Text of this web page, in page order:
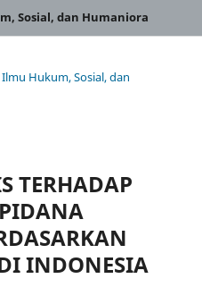
Sosial, dan Humaniora
Hukum, Sosial, dan
TERHADAP
INDONESIA